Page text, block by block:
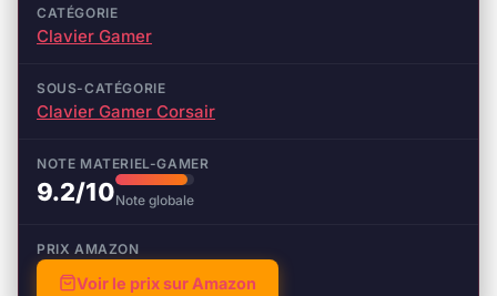
CATÉGORIE
Clavier Gamer
SOUS-CATÉGORIE
Clavier Gamer Corsair
NOTE MATERIEL-GAMER
9.2/10Note globale
PRIX AMAZON
Voir le prix sur Amazon